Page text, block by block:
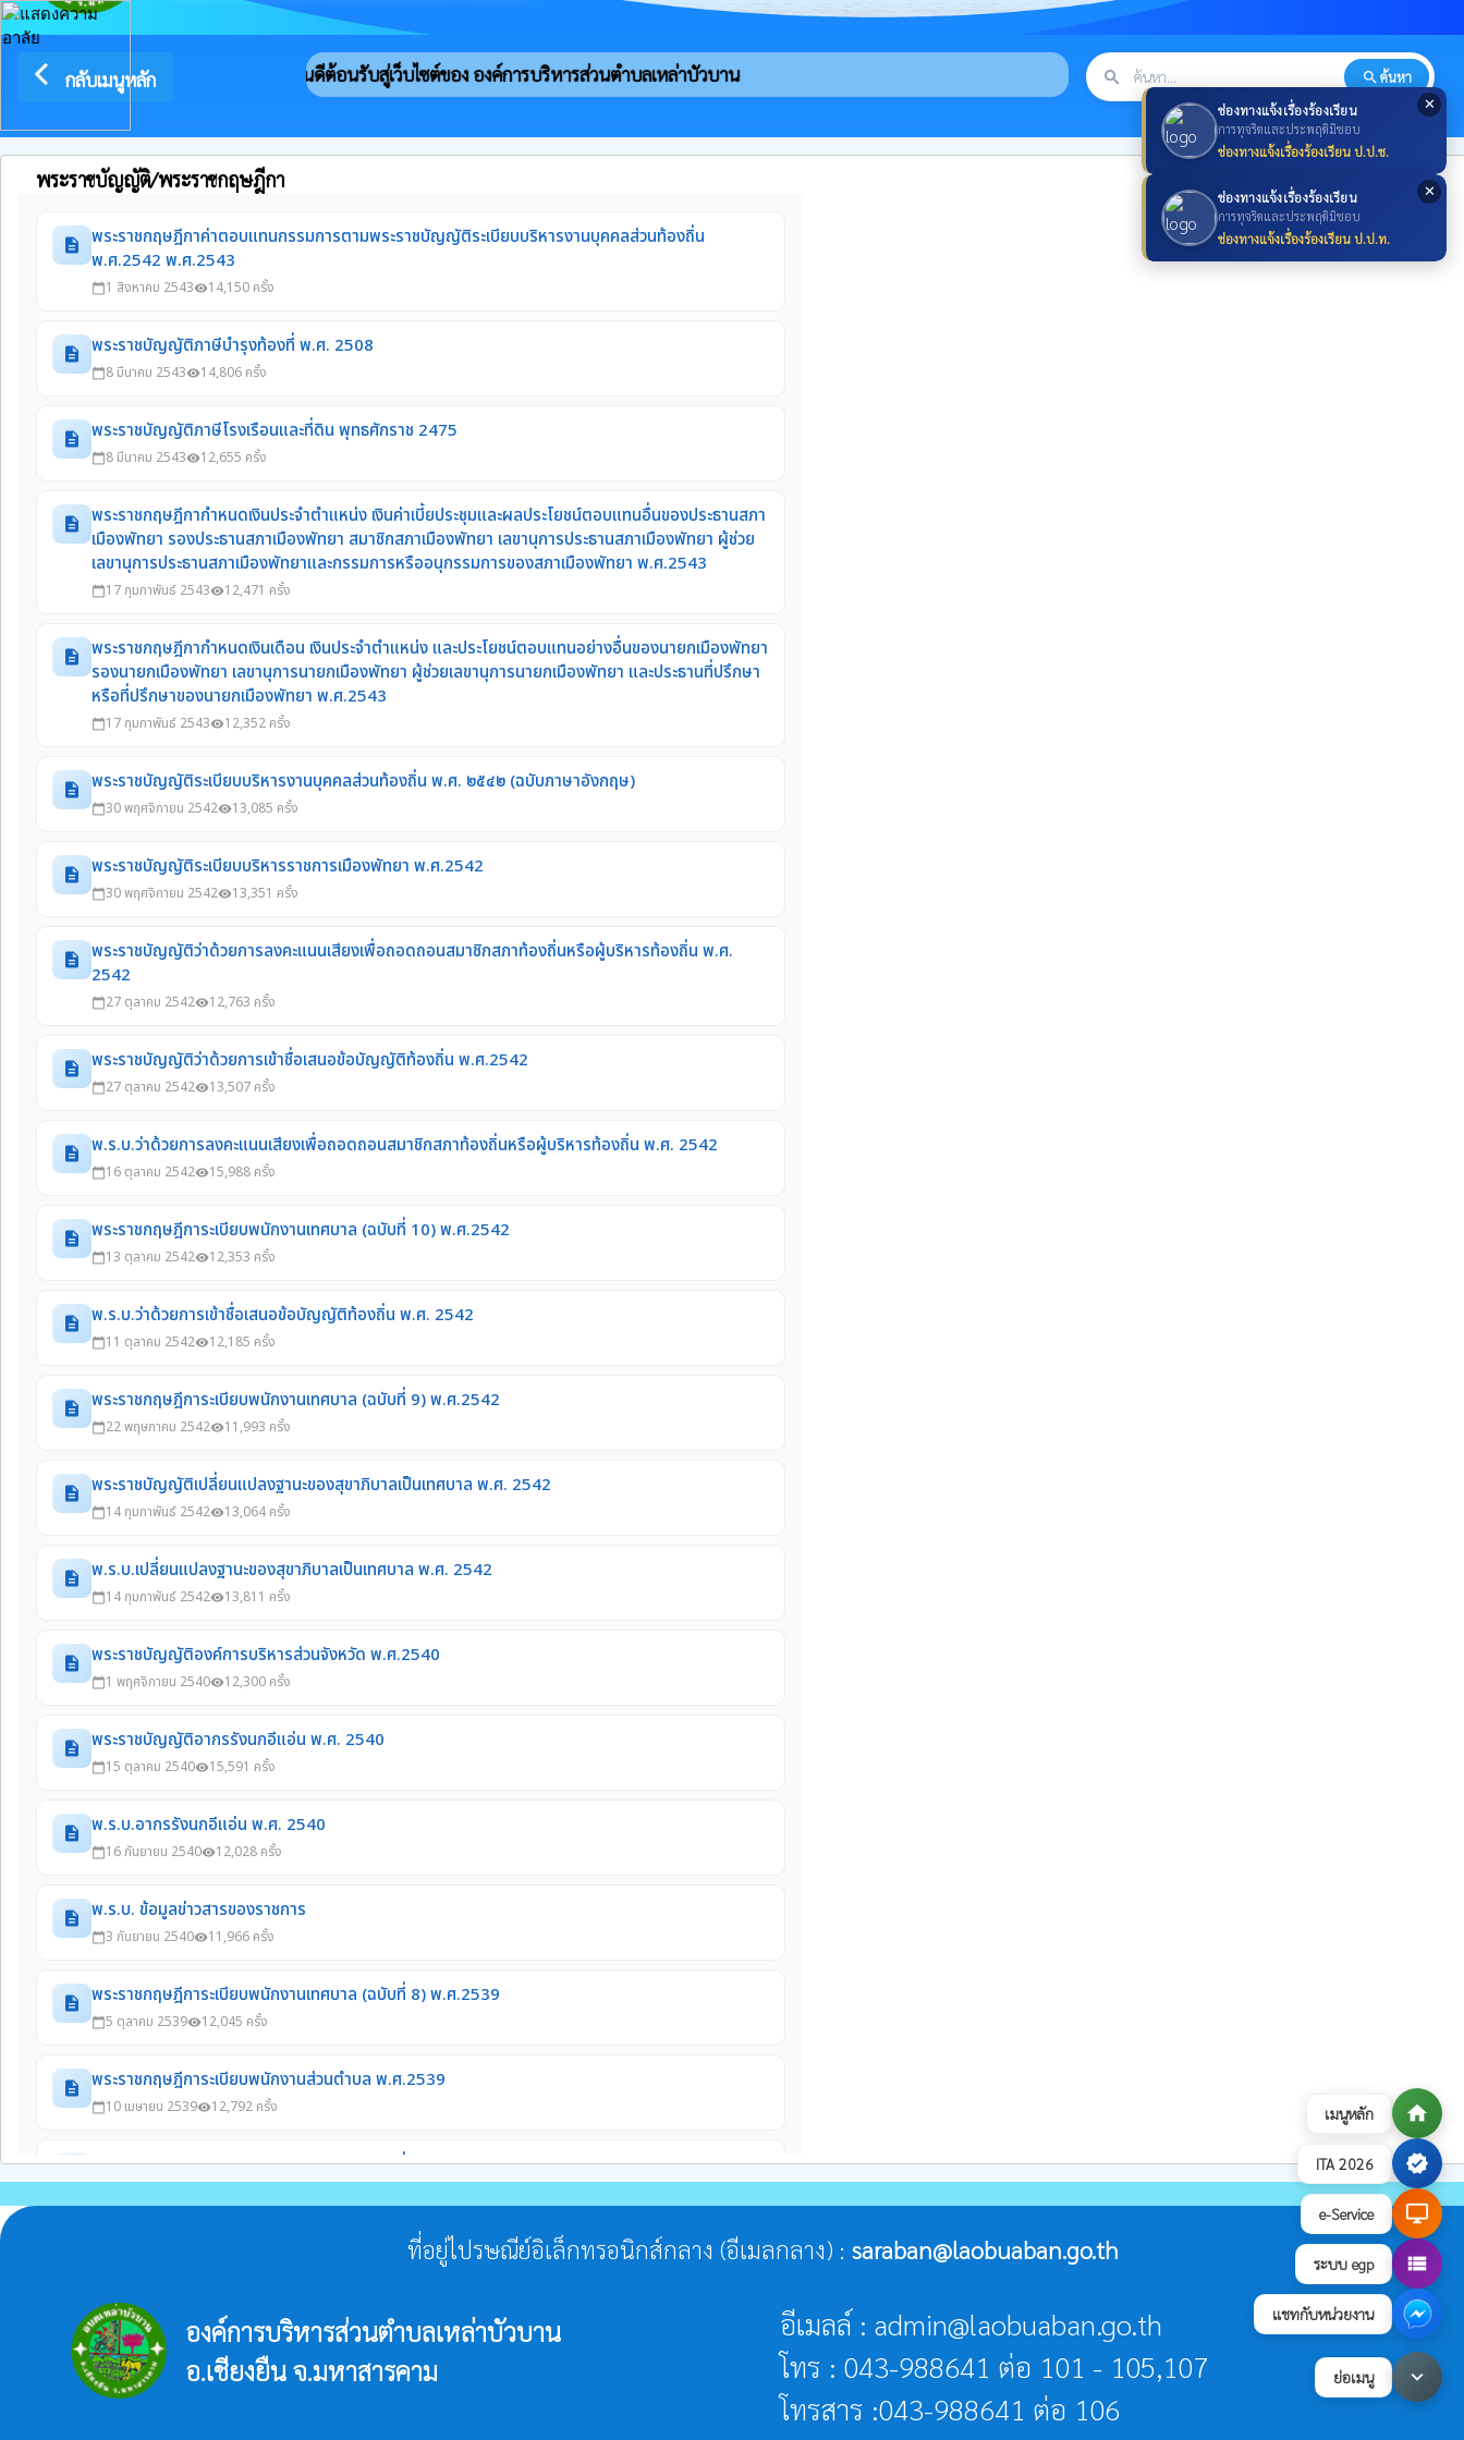
เมนูหลัก home
ITA 2026 verified
e-Service desktop_windows
ระบบ egp view_list
แชทกับหน่วยงาน
ย่อเมนู keyboard_arrow_down
✕
ช่องทางแจ้งเรื่องร้องเรียน
การทุจริตและประพฤติมิชอบ
ช่องทางแจ้งเรื่องร้องเรียน ป.ป.ช.
✕
ช่องทางแจ้งเรื่องร้องเรียน
การทุจริตและประพฤติมิชอบ
ช่องทางแจ้งเรื่องร้องเรียน ป.ป.ท.
arrow_back_ios กลับเมนูหลัก ยินดีต้อนรับสู่เว็บไซต์ของ องค์การบริหารส่วนตำบลเหล่าบัวบาน search search ค้นหา
พระราชบัญญัติ/พระราชกฤษฎีกา
ที่อยู่ไปรษณีย์อิเล็กทรอนิกส์กลาง (อีเมลกลาง) : saraban@laobuaban.go.th
องค์การบริหารส่วนตำบลเหล่าบัวบาน
อ.เชียงยืน จ.มหาสารคาม
อีเมลล์ : admin@laobuaban.go.th
โทร : 043-988641 ต่อ 101 - 105,107
โทรสาร :043-988641 ต่อ 106